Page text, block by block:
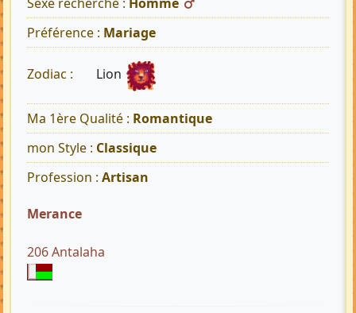
Préférence : Mariage
Zodiac : Lion
Ma 1ère Qualité : Romantique
mon Style : Classique
Profession : Artisan
Merance
206 Antalaha